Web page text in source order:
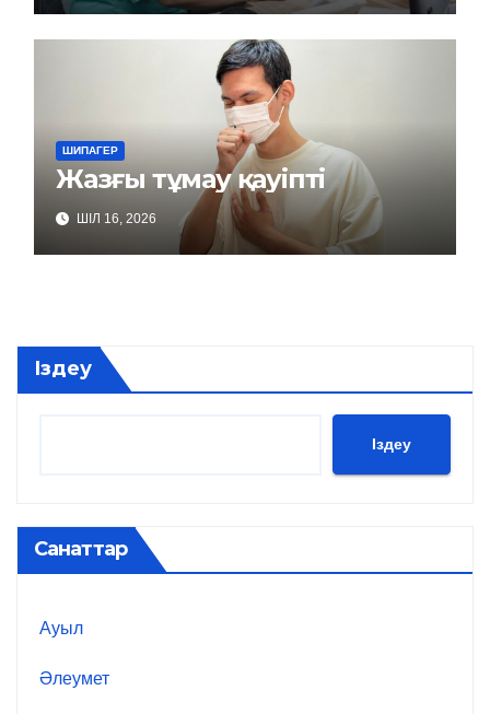
ШИПАГЕР
Жазғы тұмау қауіпті
ШІЛ 16, 2026
Іздеу
Іздеу
Санаттар
Ауыл
Әлеумет